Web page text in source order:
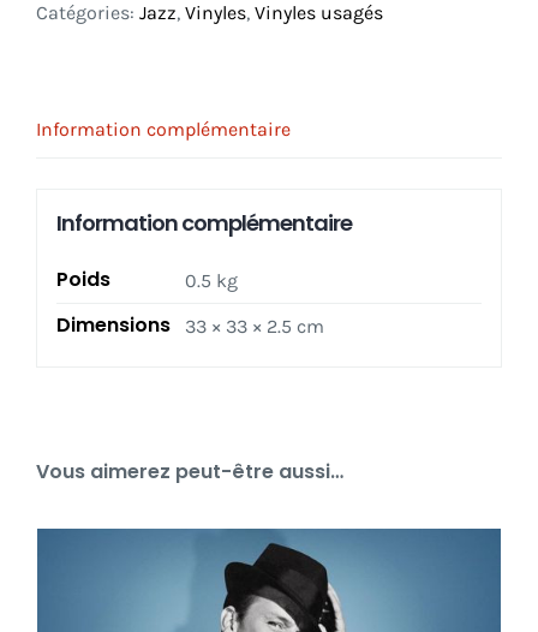
Catégories: Jazz, Vinyles, Vinyles usagés
Information complémentaire
Information complémentaire
Poids 0.5 kg
Dimensions 33 × 33 × 2.5 cm
Vous aimerez peut-être aussi…
Frank Sinatra – Ultimate Sinatra 2X LP _ NM-